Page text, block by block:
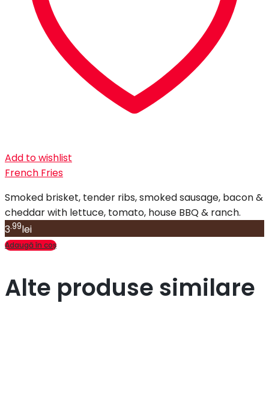
Add to wishlist
French Fries
Smoked brisket, tender ribs, smoked sausage, bacon &
cheddar with lettuce, tomato, house BBQ & ranch.
3.99lei
Adaugă în coș
Alte produse similare